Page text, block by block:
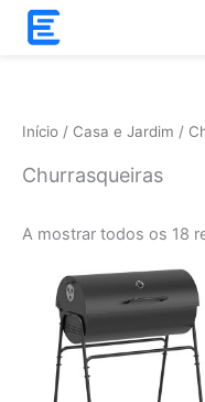
Skip
Início / Casa e Jardim /
Churrasqueiras
A mostrar todos os 18